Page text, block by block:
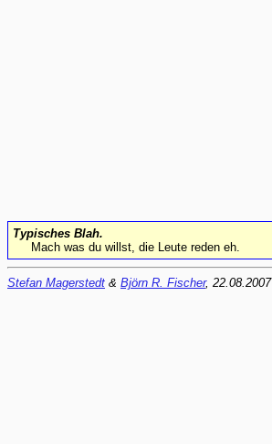
Typisches Blah.
Mach was du willst, die Leute reden eh.
Stefan Magerstedt & Björn R. Fischer, 22.08.2007